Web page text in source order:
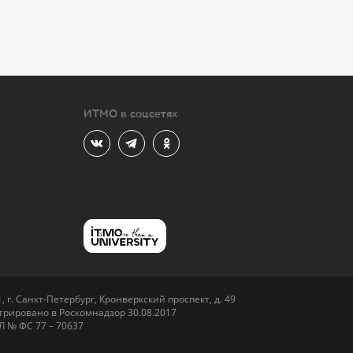
ИТМО в соцсетях
Санкт-Петербург, Кронверкский проспект, д. 49
в Роскомнадзор 30.08.2017
№ ФС 77 – 70637